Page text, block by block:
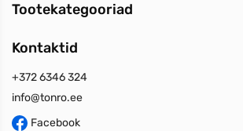
Tootekategooriad
Kontaktid
+372 6346 324
info@tonro.ee
Facebook